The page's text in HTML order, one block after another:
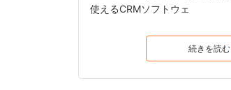
使えるCRMソフトウェ
続きを読む